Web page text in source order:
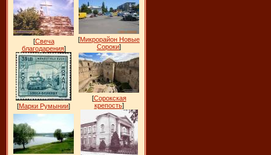
[Свеча
благодарения]
[Микрорайон Новые
Сороки]
[Марки Румынии]
[Сорокская
крепость]